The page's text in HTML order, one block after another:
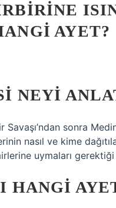
AYET?
NEYI
Savaşı’ndan sonra
nasıl ve kime
uymaları gerektiği
HANGI